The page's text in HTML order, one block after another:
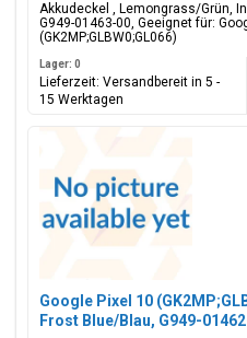
Akkudeckel , Lemongrass/Grün,
G949-01463-00, Geeignet für:
(GK2MP;GLBW0;GL066)
Lager: 0
Lieferzeit: Versandbereit in 5 -
15 Werktagen
Google Pixel 10
Frost Blue/Blau, G949-